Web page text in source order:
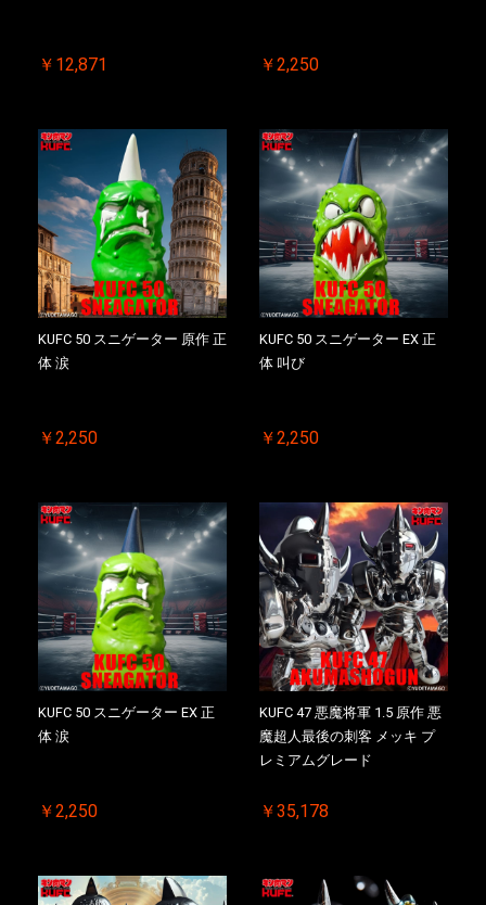
￥12,871 ￥2,250
KUFC 50 スニゲーター 原作 正
体 涙
￥2,250
KUFC 50 スニゲーター EX 正
体 叫び
￥2,250
KUFC 50 スニゲーター EX 正
体 涙
￥2,250
KUFC 47 悪魔将軍 1.5 原作 悪
魔超人最後の刺客 メッキ プ
レミアムグレード
￥35,178